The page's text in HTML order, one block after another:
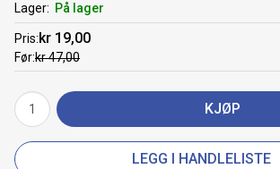
Lager
På lager
Pris kr 19,00
Førkr 47,00
KJØP
LEGG I HANDLELISTE